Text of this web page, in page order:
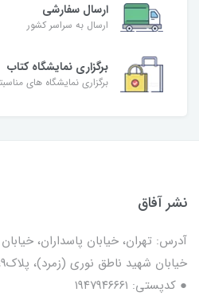
ارسال سفارشی
ارسال به سراسر کشور
برگزاری نمایشگاه کتاب
برگزاری نمایشگاه های
نشر آفاق
آدرس: تهران، خیابان پاسداران،
خیابان شهید ناطق نوری (زمرد)، پلاک9، ساختمان زمرد، طبقه دوم
● کدپستی: ۱۹۴۷۹۴۶۶۶۱